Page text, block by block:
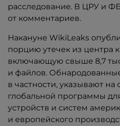
расследование. В ЦРУ и
от комментариев.
Накануне WikiLeaks
порцию утечек из центра
включающую свыше 8,7
и файлов.
в частности, указывают на
глобальной программы
устройств и систем
и европейского